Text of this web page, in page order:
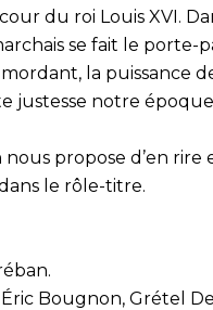
du roi Louis XVI.
se fait le porte-
la puissance
justesse notre
propose d’en
le rôle-titre.
Bougnon, Grétel